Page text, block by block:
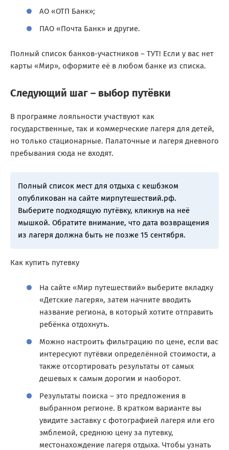
АО «ОТП Банк»;
ПАО «Почта Банк» и другие.
Полный список банков-участников – ТУТ! Если у вас нет
карты «Мир», оформите её в любом банке из списка.
Следующий шаг – выбор путёвки
В программе лояльности участвуют как
государственные, так и коммерческие лагеря для детей,
но только стационарные. Палаточные и лагеря дневного
пребывания сюда не входят.
Полный список мест для отдыха с кешбэком
опубликован на сайте мирпутешествий.рф.
Выберите подходящую путёвку, кликнув на неё
мышкой. Обратите внимание, что дата возвращения
из лагеря должна быть не позже 15 сентября.
Как купить путевку
На сайте «Мир путешествий» выберите вкладку
«Детские лагеря», затем начните вводить
название региона, в который хотите отправить
ребёнка отдохнуть.
Можно настроить фильтрацию по цене, если вас
интересуют путёвки определённой стоимости, а
также отсортировать результаты от самых
дешевых к самым дорогим и наоборот.
Результаты поиска – это предложения в
выбранном регионе. В кратком варианте вы
увидите заставку с фотографией лагеря или его
эмблемой, среднюю цену за путевку,
местонахождение лагеря отдыха. Чтобы узнать